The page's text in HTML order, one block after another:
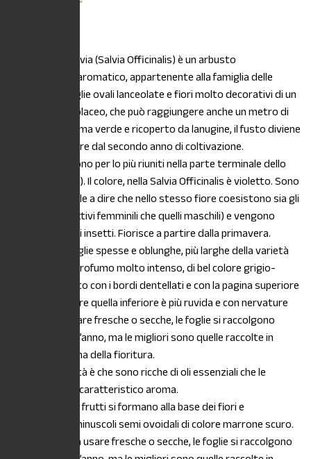
La Salvia (Salvia Officinalis) è un arbusto
sempreverde, aromatico, appartenente alla famiglia delle
Labiate con foglie ovali lanceolate e fiori molto decorativi di un
bel azzurro-violaceo, che può raggiungere anche un metro di
altezza: dapprima verde e ricoperto da lanugine, il fusto diviene
legnoso a partire dal secondo anno di coltivazione.
I fiori sono per lo più riuniti nella parte terminale dello
stelo (spicastri). Il colore, nella Salvia Officinalis è violetto. Sono
ermafroditi (vale a dire che nello stesso fiore coesistono sia gli
organi riproduttivi femminili che quelli maschili) e vengono
impollinati dagli insetti. Fiorisce a partire dalla primavera.
Ha foglie spesse e oblunghe, più larghe della varietà
lavandulifolia, profumo molto intenso, di bel colore grigio-
verde argentato con i bordi dentellati e con la pagina superiore
vellutata mentre quella inferiore è più ruvida e con nervature
evidenti. Da usare fresche o secche, le foglie si raccolgono
durante tutto l’anno, ma le migliori sono quelle raccolte in
primavera, prima della fioritura.
Una particolarità è che sono ricche di oli essenziali che le
conferiscono il caratteristico aroma.
I suoi frutti si formano alla base dei fiori e
contengono i minuscoli semi ovoidali di colore marrone scuro.
Da usare fresche o secche, le foglie si raccolgono